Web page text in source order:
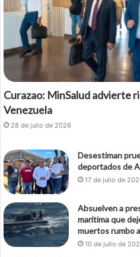
Curazao: MinSalud advierte
Venezuela
28 de julio de 2026
Desestiman
deportados de
17 de julio de
Absuelven a
marítima que
muertos rumbo
10 de julio de